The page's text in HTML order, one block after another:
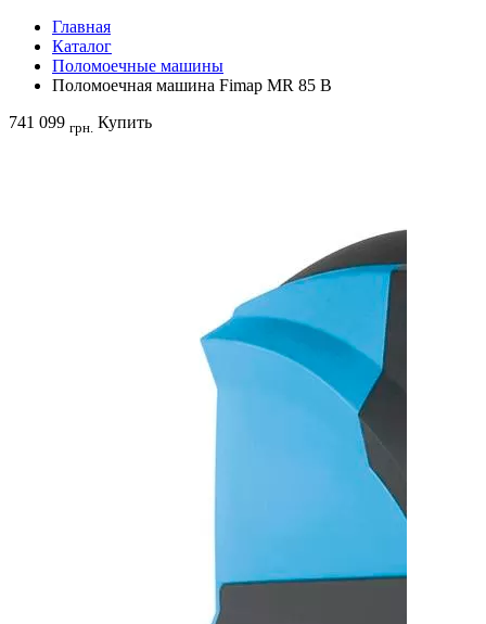
Главная
Каталог
Поломоечные машины
Поломоечная машина Fimap MR 85 B
741 099 грн. Купить